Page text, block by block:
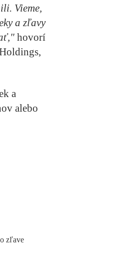
Vieme,
a zľavy
hovorí
a
alebo
zľave